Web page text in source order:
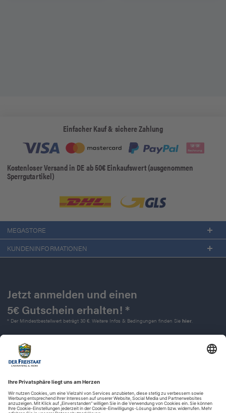
Einfacher Kauf & sichere Zahlung
Kostenloser Versand in DE ab 50€ Einkaufswert (ausgenommen
Sperrgutartikel)
MEGASTORE
KUNDENINFORMATIONEN
Jetzt anmelden und einen
5€ Gutschein erhalten! *
* Der Mindestbestellwert beträgt 30 €. Weitere Infos & Bedingungen finden Sie hier.